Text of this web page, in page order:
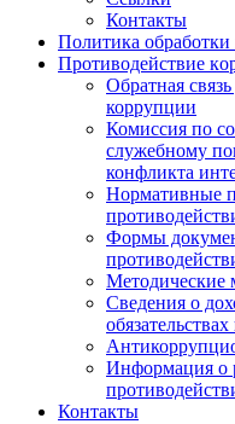
Контакты
Политика
Прoтивoдeйствие
Обратная
коррупции
Комиссия по
служебному
конфликта
Нормативные
Формы
Методические
Сведения о
Информация о
Контакты